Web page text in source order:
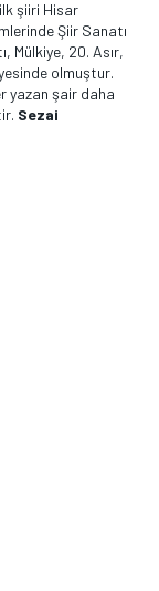
şiiri Hisar
Şiir Sanatı
Mülkiye, 20. Asır,
olmuştur.
yazan şair daha
Sezai